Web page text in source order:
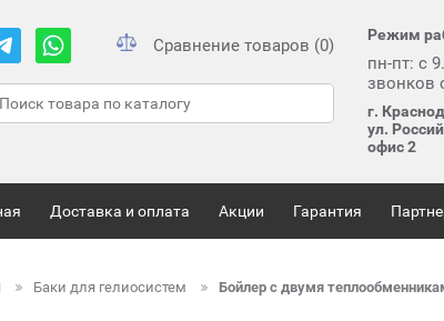
Сравнение товаров (0)
Режим
пн-пт: с
звонков
г.
ул.
офис 2
Доставка и оплата Акции Гарантия
Баки для гелиосистем Бойлер с двумя